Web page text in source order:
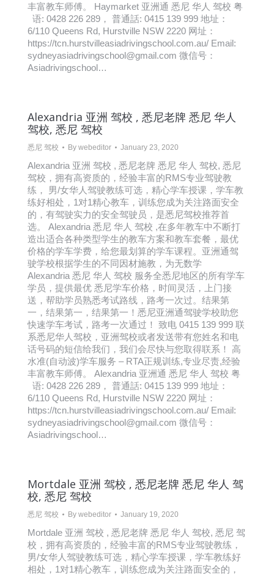
丰富教车师傅。 Haymarket 亚洲通 悉尼 华人 驾校 粤
语: 0428 226 289， 普通話: 0415 139 999 地址：
6/110 Queens Rd, Hurstville NSW 2220 网址：
https://tcn.hurstvilleasiadrivingschool.com.au/ Email:
sydneyasiadrivingschool@gmail.com 微信号：
Asiadrivingschool…
Alexandria 亚洲 驾校 , 悉尼老牌 悉尼 华人
驾校, 悉尼 驾校
悉尼 驾校 By webeditor January 23, 2020
Alexandria 亚洲 驾校 , 悉尼老牌 悉尼 华人 驾校, 悉尼
驾校，拥有高资质的，经验丰富的RMS专业驾驶教
练， 男/女华人驾驶教练可选，精心学车授课，学车教
练好相处，1对1精心教车，训练您成为关注路面安全
的，有驾驶实力的安全驾驶员，是悉尼驾校推荐首
选。 Alexandria 悉尼 华人 驾校 ,在多年教车中不断打
造出适合各种类型学生的教车方案和教车套餐，最优
价格的学车学费，给您最划算的学车课程。亚洲通驾
驶学校根据学生的不同因材施教，为无数学
Alexandria 悉尼 华人 驾校 服务全悉尼地区的所有学车
学员，提供最优 悉尼学车价格，时间灵活，上门接
送，帮助学员熟悉考试路线，路考一次过。结果第
一，结果第一，结果第一！悉尼亚洲通驾驶学校助您
快速学车考试，路考一次通过！ 致电 0415 139 999 联
系悉尼华人驾校，亚洲驾校或者发送带有您姓名和电
话号码的短信给我们，我们会尽快与您取得联系！ 高
水准(自动波)学车服务 – RTA正规训练,专业尽责,经验
丰富教车师傅。 Alexandria 亚洲通 悉尼 华人 驾校 粤
语: 0428 226 289， 普通話: 0415 139 999 地址：
6/110 Queens Rd, Hurstville NSW 2220 网址：
https://tcn.hurstvilleasiadrivingschool.com.au/ Email:
sydneyasiadrivingschool@gmail.com 微信号：
Asiadrivingschool…
Mortdale 亚洲 驾校 , 悉尼老牌 悉尼 华人 驾
校, 悉尼 驾校
悉尼 驾校 By webeditor January 19, 2020
Mortdale 亚洲 驾校 , 悉尼老牌 悉尼 华人 驾校, 悉尼 驾
校，拥有高资质的，经验丰富的RMS专业驾驶教练，
男/女华人驾驶教练可选，精心学车授课，学车教练好
相处，1对1精心教车，训练您成为关注路面安全的，